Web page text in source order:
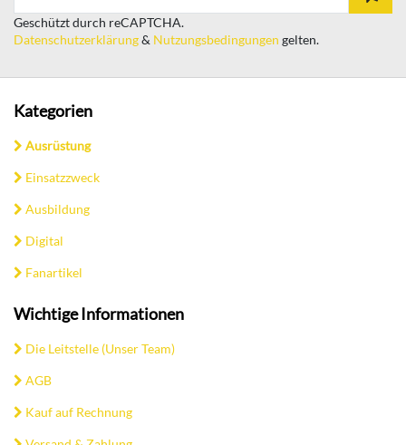
Geschützt durch reCAPTCHA.
Datenschutzerklärung& Nutzungsbedingungen gelten.
Kategorien
Ausrüstung
Einsatzzweck
Ausbildung
Digital
Fanartikel
Wichtige Informationen
Die Leitstelle (Unser Team)
AGB
Kauf auf Rechnung